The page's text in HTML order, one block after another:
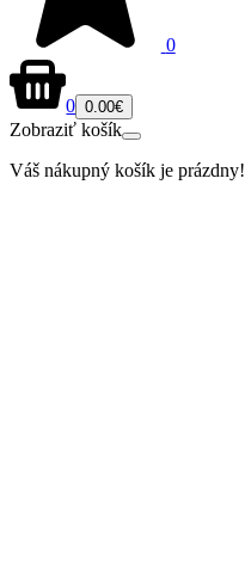
0
0 0.00€
Zobraziť košík
Váš nákupný košík je prázdny!